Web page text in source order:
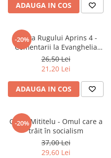
ADAUGA IN COS
-20%
Arhiva Rugului Aprins 4 -
Comentarii la Evanghelia
după Ioan
26,50 Lei
21,20 Lei
ADAUGA IN COS
-20%
Cezar Mititelu - Omul care a
trăit în socialism
37,00 Lei
29,60 Lei